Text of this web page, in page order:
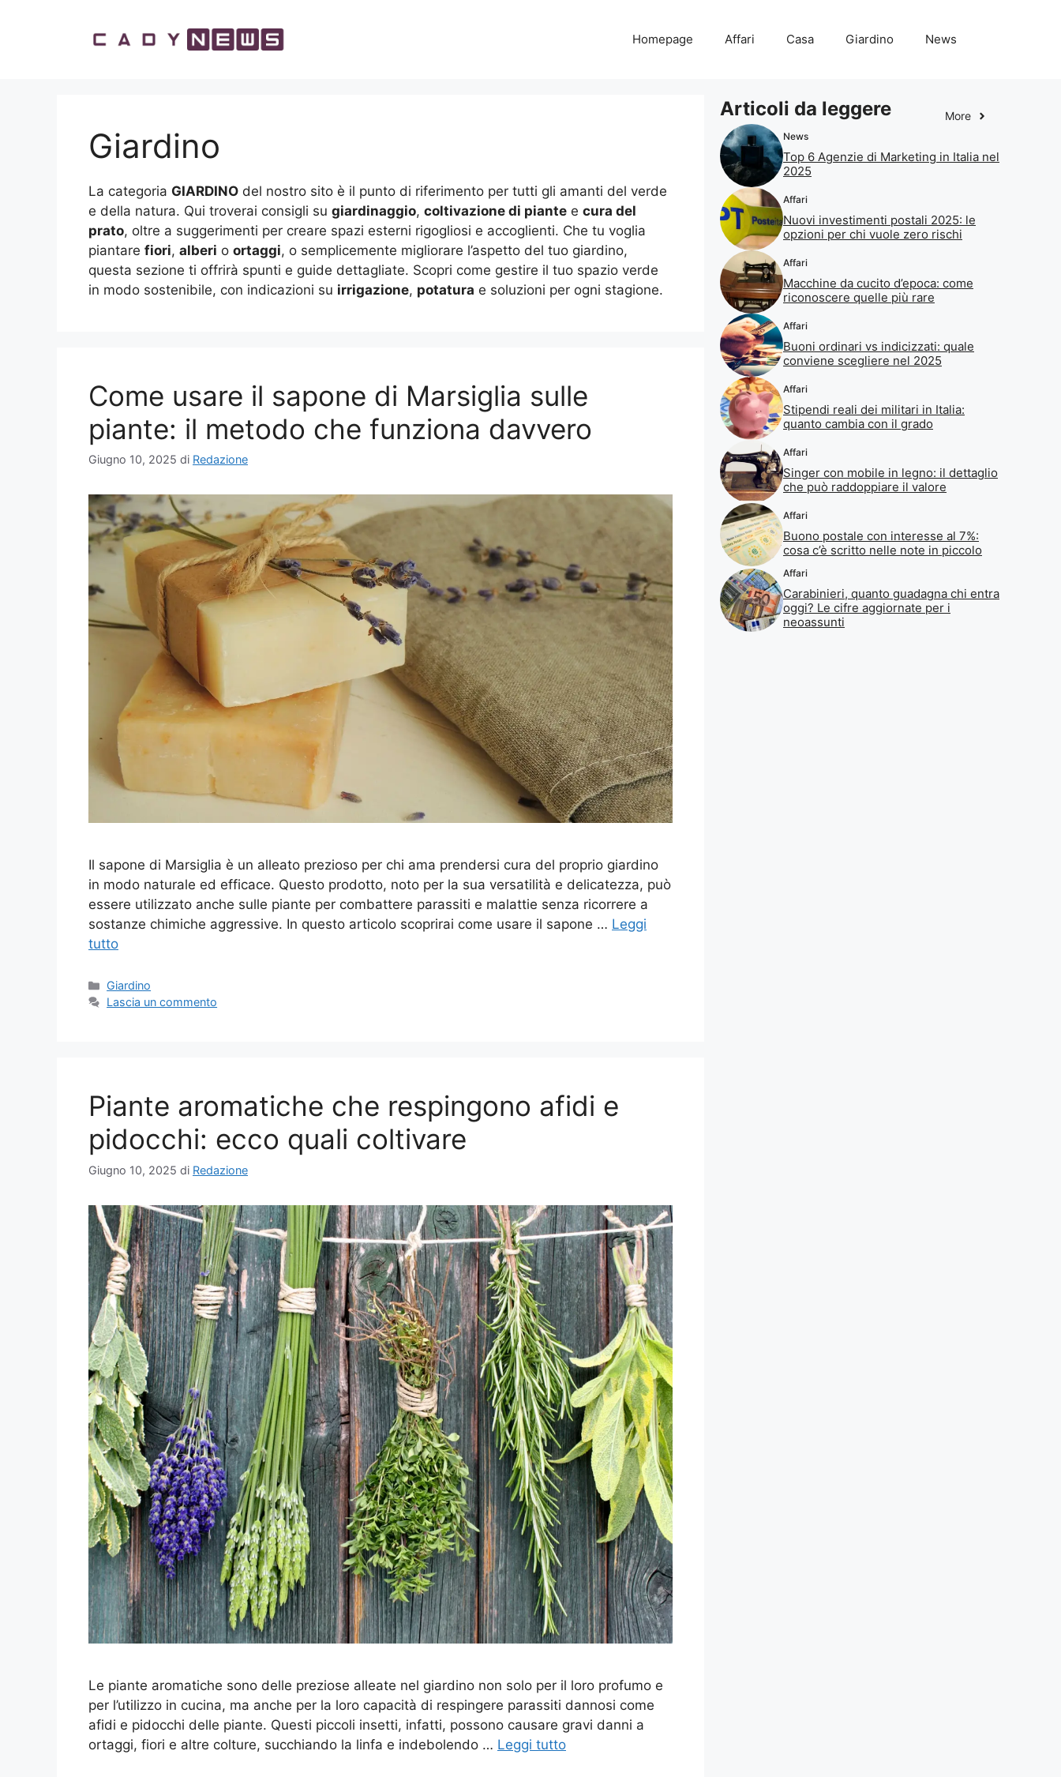
Homepage Affari Casa Giardino News
Giardino
La categoria GIARDINO del nostro sito è il punto di riferimento per tutti gli amanti del verde
e della natura. Qui troverai consigli su giardinaggio, coltivazione di piante e cura del
prato, oltre a suggerimenti per creare spazi esterni rigogliosi e accoglienti. Che tu voglia
piantare fiori, alberi o ortaggi, o semplicemente migliorare l’aspetto del tuo giardino,
questa sezione ti offrirà spunti e guide dettagliate. Scopri come gestire il tuo spazio verde
in modo sostenibile, con indicazioni su irrigazione, potatura e soluzioni per ogni stagione.
Come usare il sapone di Marsiglia sulle
piante: il metodo che funziona davvero
Giugno 10, 2025 di Redazione
Il sapone di Marsiglia è un alleato prezioso per chi ama prendersi cura del proprio giardino
in modo naturale ed efficace. Questo prodotto, noto per la sua versatilità e delicatezza, può
essere utilizzato anche sulle piante per combattere parassiti e malattie senza ricorrere a
sostanze chimiche aggressive. In questo articolo scoprirai come usare il sapone … Leggi
tutto
Categorie
Giardino
Lascia un commento
Piante aromatiche che respingono afidi e
pidocchi: ecco quali coltivare
Giugno 10, 2025 di Redazione
Le piante aromatiche sono delle preziose alleate nel giardino non solo per il loro profumo e
per l’utilizzo in cucina, ma anche per la loro capacità di respingere parassiti dannosi come
afidi e pidocchi delle piante. Questi piccoli insetti, infatti, possono causare gravi danni a
ortaggi, fiori e altre colture, succhiando la linfa e indebolendo … Leggi tutto
Articoli da leggere More
News
Top 6 Agenzie di Marketing in Italia nel
2025
Affari
Nuovi investimenti postali 2025: le
opzioni per chi vuole zero rischi
Affari
Macchine da cucito d’epoca: come
riconoscere quelle più rare
Affari
Buoni ordinari vs indicizzati: quale
conviene scegliere nel 2025
Affari
Stipendi reali dei militari in Italia:
quanto cambia con il grado
Affari
Singer con mobile in legno: il dettaglio
che può raddoppiare il valore
Affari
Buono postale con interesse al 7%:
cosa c’è scritto nelle note in piccolo
Affari
Carabinieri, quanto guadagna chi entra
oggi? Le cifre aggiornate per i
neoassunti